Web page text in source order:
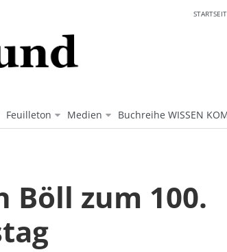
Feuilleton Medien Buchreihe WISSEN
Böll zum 100.